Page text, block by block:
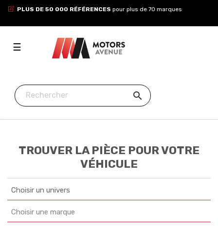
PLUS DE 50 000 RÉFÉRENCES pour plus de 70 marques
Toggle
navigation
☰

TROUVER LA PIÈCE POUR VOTRE
VÉHICULE
Choisir un univers
Choisir une marque